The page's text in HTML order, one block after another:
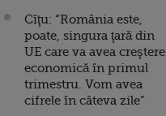
Cîţu: “România este,
poate, singura ţară din
UE care va avea creştere
economică în primul
trimestru. Vom avea
cifrele în câteva zile”